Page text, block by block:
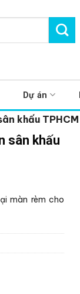
Dự án
khấu TPHCM
sân khấu
màn rèm cho